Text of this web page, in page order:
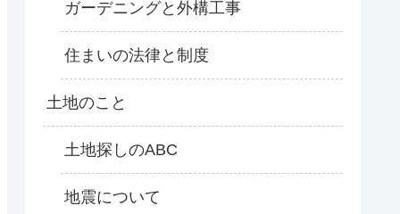
ガーデニングと外構工事
住まいの法律と制度
土地のこと
土地探しのABC
地震について